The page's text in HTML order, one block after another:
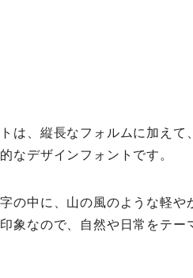
は、縦長なフォルムに加えて
なデザインフォントです。
の中に、山の風のような軽
象なので、自然や日常をテ